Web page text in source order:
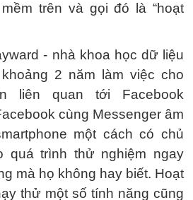
trên và gọi đó là “hoạt
- nhà khoa học dữ liệu
2 năm làm việc cho
liên quan tới Facebook
cùng Messenger âm
một cách có chủ
quá trình thử nghiệm ngay
mà họ không hay biết. Hoạt
thử một số tính năng cũng